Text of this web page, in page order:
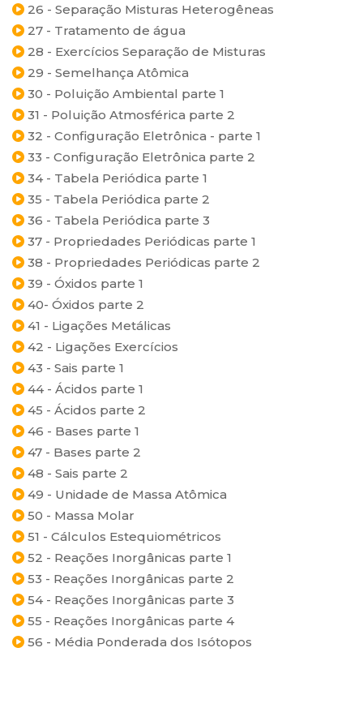
26 - Separação Misturas Heterogêneas
27 - Tratamento de água
28 - Exercícios Separação de Misturas
29 - Semelhança Atômica
30 - Poluição Ambiental parte 1
31 - Poluição Atmosférica parte 2
32 - Configuração Eletrônica - parte 1
33 - Configuração Eletrônica parte 2
34 - Tabela Periódica parte 1
35 - Tabela Periódica parte 2
36 - Tabela Periódica parte 3
37 - Propriedades Periódicas parte 1
38 - Propriedades Periódicas parte 2
39 - Óxidos parte 1
40- Óxidos parte 2
41 - Ligações Metálicas
42 - Ligações Exercícios
43 - Sais parte 1
44 - Ácidos parte 1
45 - Ácidos parte 2
46 - Bases parte 1
47 - Bases parte 2
48 - Sais parte 2
49 - Unidade de Massa Atômica
50 - Massa Molar
51 - Cálculos Estequiométricos
52 - Reações Inorgânicas parte 1
53 - Reações Inorgânicas parte 2
54 - Reações Inorgânicas parte 3
55 - Reações Inorgânicas parte 4
56 - Média Ponderada dos Isótopos